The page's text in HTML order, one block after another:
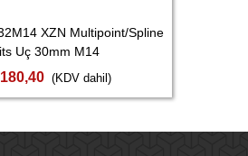
XZN Multipoint/Spline
Uç 30mm M14
(KDV dahil)